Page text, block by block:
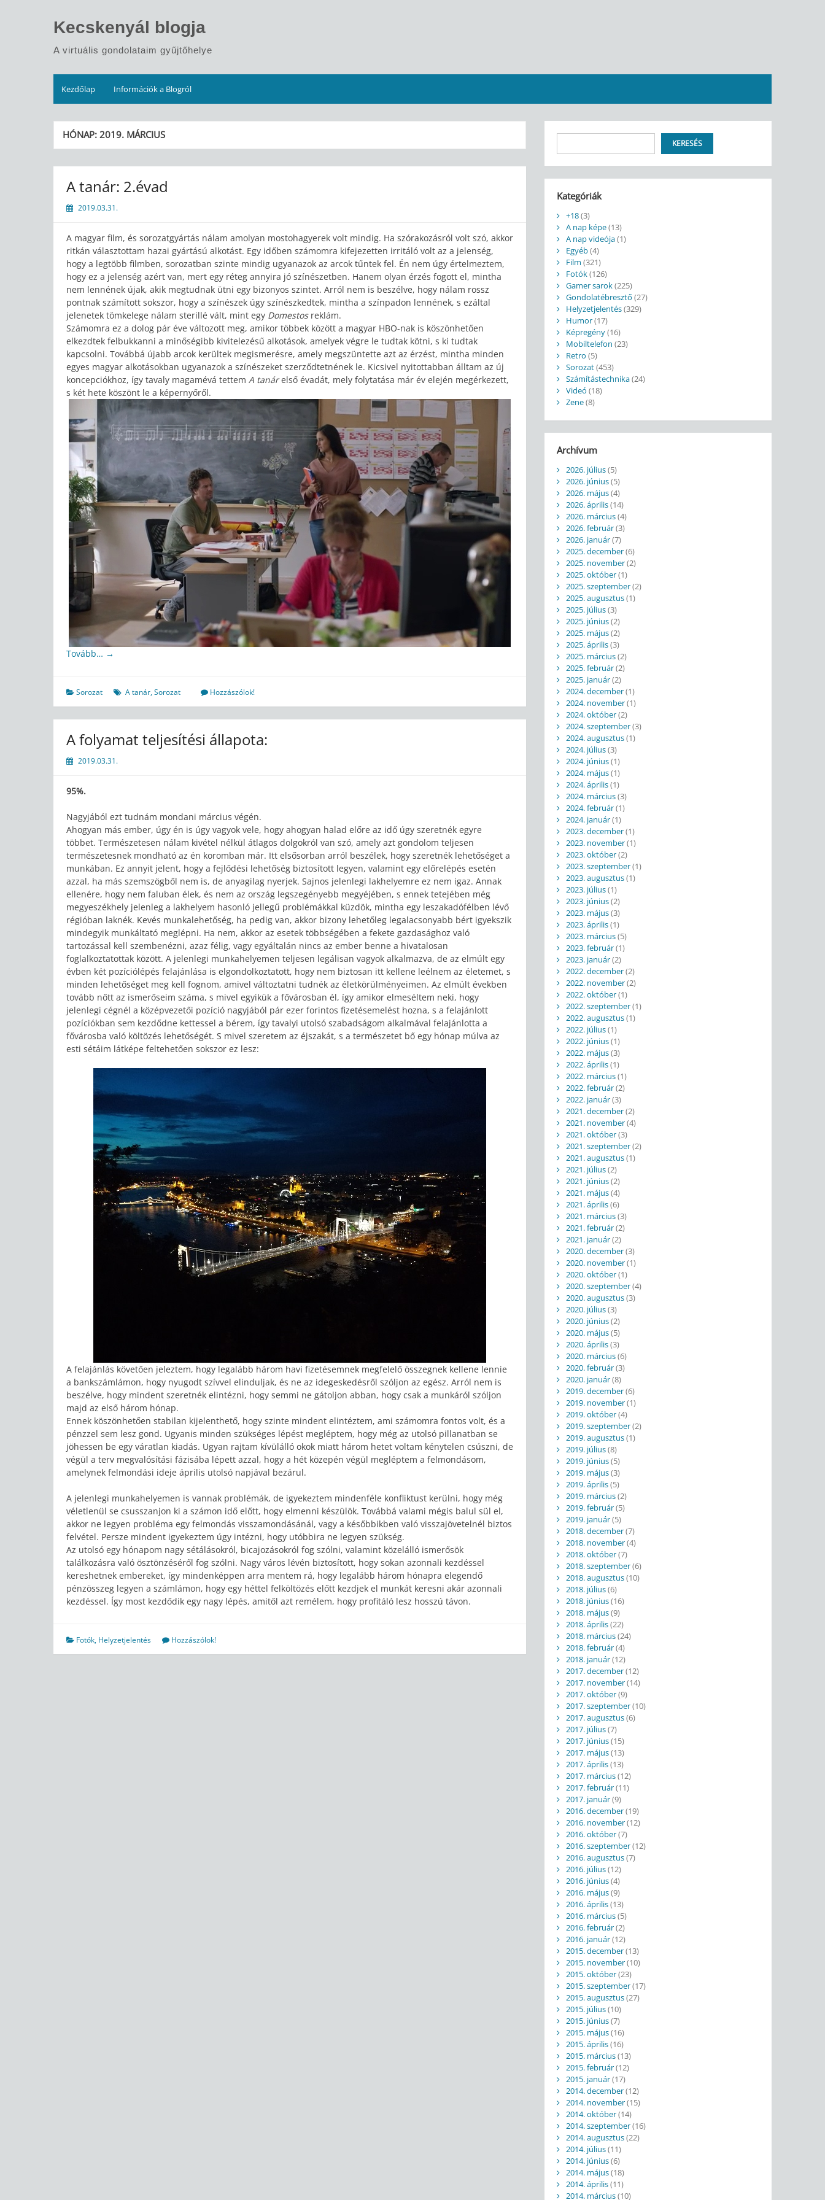
Kecskenyál blogja
A virtuális gondolataim gyűjtőhelye
Kezdőlap Információk a Blogról
HÓNAP:2019. MÁRCIUS
A tanár: 2.évad
2019.03.31.
A magyar film, és sorozatgyártás nálam amolyan mostohagyerek volt mindig. Ha szórakozásról volt szó, akkor
ritkán választottam hazai gyártású alkotást. Egy időben számomra kifejezetten irritáló volt az a jelenség,
hogy a legtöbb filmben, sorozatban szinte mindig ugyanazok az arcok tűntek fel. Én nem úgy értelmeztem,
hogy ez a jelenség azért van, mert egy réteg annyira jó színészetben. Hanem olyan érzés fogott el, mintha
nem lennének újak, akik megtudnak ütni egy bizonyos szintet. Arról nem is beszélve, hogy nálam rossz
pontnak számított sokszor, hogy a színészek úgy színészkedtek, mintha a színpadon lennének, s ezáltal
jelenetek tömkelege nálam sterillé vált, mint egy Domestos reklám.
Számomra ez a dolog pár éve változott meg, amikor többek között a magyar HBO-nak is köszönhetően
elkezdtek felbukkanni a minőségibb kivitelezésű alkotások, amelyek végre le tudtak kötni, s ki tudtak
kapcsolni. Továbbá újabb arcok kerültek megismerésre, amely megszüntette azt az érzést, mintha minden
egyes magyar alkotásokban ugyanazok a színészeket szerződtetnének le. Kicsivel nyitottabban álltam az új
koncepciókhoz, így tavaly magamévá tettem A tanárelső évadát, mely folytatása már év elején megérkezett,
s két hete köszönt le a képernyőről.
Tovább… →
Sorozat A tanár,Sorozat Hozzászólok!
A folyamat teljesítési állapota:
2019.03.31.
95%.
Nagyjából ezt tudnám mondani március végén.
Ahogyan más ember, úgy én is úgy vagyok vele, hogy ahogyan halad előre az idő úgy szeretnék egyre
többet. Természetesen nálam kivétel nélkül átlagos dolgokról van szó, amely azt gondolom teljesen
természetesnek mondható az én koromban már. Itt elsősorban arról beszélek, hogy szeretnék lehetőséget a
munkában. Ez annyit jelent, hogy a fejlődési lehetőség biztosított legyen, valamint egy előrelépés esetén
azzal, ha más szemszögből nem is, de anyagilag nyerjek. Sajnos jelenlegi lakhelyemre ez nem igaz. Annak
ellenére, hogy nem faluban élek, és nem az ország legszegényebb megyéjében, s ennek tetejében még
megyeszékhely jelenleg a lakhelyem hasonló jellegű problémákkal küzdök, mintha egy leszakadófélben lévő
régióban laknék. Kevés munkalehetőség, ha pedig van, akkor bizony lehetőleg legalacsonyabb bért igyekszik
mindegyik munkáltató meglépni. Ha nem, akkor az esetek többségében a fekete gazdasághoz való
tartozással kell szembenézni, azaz félig, vagy egyáltalán nincs az ember benne a hivatalosan
foglalkoztatottak között. A jelenlegi munkahelyemen teljesen legálisan vagyok alkalmazva, de az elmúlt egy
évben két pozíciólépés felajánlása is elgondolkoztatott, hogy nem biztosan itt kellene leélnem az életemet, s
minden lehetőséget meg kell fognom, amivel változtatni tudnék az életkörülményeimen. Az elmúlt években
tovább nőtt az ismerőseim száma, s mivel egyikük a fővárosban él, így amikor elmeséltem neki, hogy
jelenlegi cégnél a középvezetői pozíció nagyjából pár ezer forintos fizetésemelést hozna, s a felajánlott
pozíciókban sem kezdődne kettessel a bérem, így tavalyi utolsó szabadságom alkalmával felajánlotta a
fővárosba való költözés lehetőségét. S mivel szeretem az éjszakát, s a természetet bő egy hónap múlva az
esti sétáim látképe feltehetően sokszor ez lesz:
A felajánlás követően jeleztem, hogy legalább három havi fizetésemnek megfelelő összegnek kellene lennie
a bankszámlámon, hogy nyugodt szívvel elinduljak, és ne az idegeskedésről szóljon az egész. Arról nem is
beszélve, hogy mindent szeretnék elintézni, hogy semmi ne gátoljon abban, hogy csak a munkáról szóljon
majd az első három hónap.
Ennek köszönhetően stabilan kijelenthető, hogy szinte mindent elintéztem, ami számomra fontos volt, és a
pénzzel sem lesz gond. Ugyanis minden szükséges lépést megléptem, hogy még az utolsó pillanatban se
jöhessen be egy váratlan kiadás. Ugyan rajtam kívülálló okok miatt három hetet voltam kénytelen csúszni, de
végül a terv megvalósítási fázisába lépett azzal, hogy a hét közepén végül megléptem a felmondásom,
amelynek felmondási ideje április utolsó napjával bezárul.
A jelenlegi munkahelyemen is vannak problémák, de igyekeztem mindenféle konfliktust kerülni, hogy még
véletlenül se csusszanjon ki a számon idő előtt, hogy elmenni készülök. Továbbá valami mégis balul sül el,
akkor ne legyen probléma egy felmondás visszamondásánál, vagy a későbbikben való visszajövetelnél biztos
felvétel. Persze mindent igyekeztem úgy intézni, hogy utóbbira ne legyen szükség.
Az utolsó egy hónapom nagy sétálásokról, bicajozásokról fog szólni, valamint közelálló ismerősök
találkozásra való ösztönzéséről fog szólni. Nagy város lévén biztosított, hogy sokan azonnali kezdéssel
kereshetnek embereket, így mindenképpen arra mentem rá, hogy legalább három hónapra elegendő
pénzösszeg legyen a számlámon, hogy egy héttel felköltözés előtt kezdjek el munkát keresni akár azonnali
kezdéssel. Így most kezdődik egy nagy lépés, amitől azt remélem, hogy profitáló lesz hosszú távon.
Fotók, Helyzetjelentés Hozzászólok!
KERESÉS
Kategóriák
+18(3)
A nap képe(13)
A nap videója(1)
Egyéb(4)
Film (321)
Fotók(126)
Gamer sarok(225)
Gondolatébresztő (27)
Helyzetjelentés(329)
Humor(17)
Képregény(16)
Mobiltelefon (23)
Retro (5)
Sorozat(453)
Számítástechnika(24)
Videó (18)
Zene(8)
Archívum
2026. július(5)
2026. június(5)
2026. május(4)
2026. április(14)
2026. március(4)
2026. február(3)
2026. január(7)
2025. december(6)
2025. november(2)
2025. október(1)
2025. szeptember(2)
2025. augusztus(1)
2025. július(3)
2025. június(2)
2025. május(2)
2025. április(3)
2025. március(2)
2025. február(2)
2025. január(2)
2024. december(1)
2024. november(1)
2024. október(2)
2024. szeptember(3)
2024. augusztus(1)
2024. július(3)
2024. június(1)
2024. május(1)
2024. április(1)
2024. március(3)
2024. február(1)
2024. január(1)
2023. december(1)
2023. november(1)
2023. október(2)
2023. szeptember(1)
2023. augusztus(1)
2023. július(1)
2023. június(2)
2023. május(3)
2023. április(1)
2023. március(5)
2023. február(1)
2023. január(2)
2022. december(2)
2022. november(2)
2022. október(1)
2022. szeptember(1)
2022. augusztus(1)
2022. július(1)
2022. június(1)
2022. május(3)
2022. április(1)
2022. március(1)
2022. február(2)
2022. január(3)
2021. december(2)
2021. november(4)
2021. október(3)
2021. szeptember(2)
2021. augusztus(1)
2021. július(2)
2021. június(2)
2021. május(4)
2021. április(6)
2021. március(3)
2021. február(2)
2021. január(2)
2020. december(3)
2020. november(1)
2020. október(1)
2020. szeptember(4)
2020. augusztus(3)
2020. július(3)
2020. június(2)
2020. május(5)
2020. április(3)
2020. március(6)
2020. február(3)
2020. január(8)
2019. december(6)
2019. november(1)
2019. október(4)
2019. szeptember(2)
2019. augusztus(1)
2019. július(8)
2019. június(5)
2019. május(3)
2019. április(5)
2019. március(2)
2019. február(5)
2019. január(5)
2018. december(7)
2018. november(4)
2018. október(7)
2018. szeptember(6)
2018. augusztus(10)
2018. július(6)
2018. június(16)
2018. május(9)
2018. április(22)
2018. március(24)
2018. február(4)
2018. január(12)
2017. december(12)
2017. november(14)
2017. október(9)
2017. szeptember(10)
2017. augusztus(6)
2017. július(7)
2017. június(15)
2017. május(13)
2017. április(13)
2017. március(12)
2017. február(11)
2017. január(9)
2016. december(19)
2016. november(12)
2016. október(7)
2016. szeptember(12)
2016. augusztus(7)
2016. július(12)
2016. június(4)
2016. május(9)
2016. április(13)
2016. március(5)
2016. február(2)
2016. január(12)
2015. december(13)
2015. november(10)
2015. október(23)
2015. szeptember(17)
2015. augusztus(27)
2015. július(10)
2015. június(7)
2015. május(16)
2015. április(16)
2015. március(13)
2015. február(12)
2015. január(17)
2014. december(12)
2014. november(15)
2014. október(14)
2014. szeptember(16)
2014. augusztus(22)
2014. július(11)
2014. június(6)
2014. május(18)
2014. április(11)
2014. március(10)